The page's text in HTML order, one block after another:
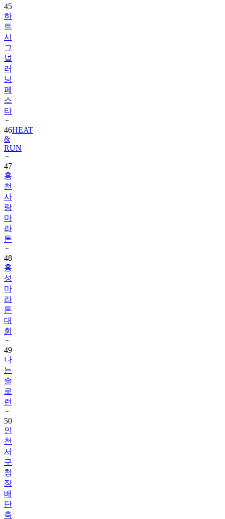
45
하
트
시
그
널
러
닝
페
스
타
46HEAT
&
RUN
47
홍
천
사
랑
마
라
톤
48
홍
성
마
라
톤
대
회
49
나
는
솔
로
런
50
인
천
서
구
청
장
배
단
축